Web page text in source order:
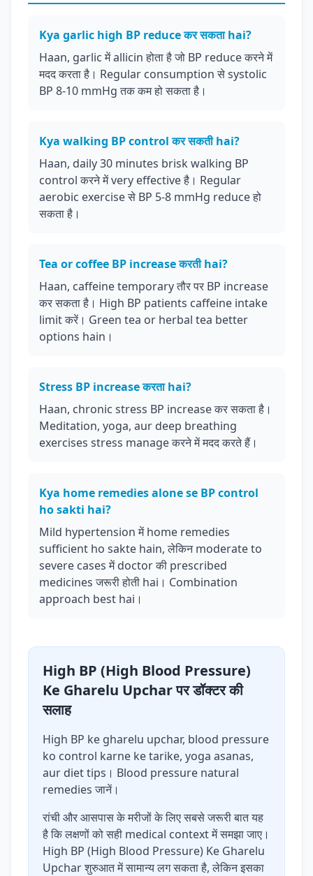
Kya garlic high BP reduce कर सकता hai?
Haan, garlic में allicin होता है जो BP reduce करने में
मदद करता है। Regular consumption से systolic
BP 8-10 mmHg तक कम हो सकता है।
Kya walking BP control कर सकती hai?
Haan, daily 30 minutes brisk walking BP
control करने में very effective है। Regular
aerobic exercise से BP 5-8 mmHg reduce हो
सकता है।
Tea or coffee BP increase करती hai?
Haan, caffeine temporary तौर पर BP increase
कर सकता है। High BP patients caffeine intake
limit करें। Green tea or herbal tea better
options hain।
Stress BP increase करता hai?
Haan, chronic stress BP increase कर सकता है।
Meditation, yoga, aur deep breathing
exercises stress manage करने में मदद करते हैं।
Kya home remedies alone se BP control
ho sakti hai?
Mild hypertension में home remedies
sufficient ho sakte hain, लेकिन moderate to
severe cases में doctor की prescribed
medicines जरूरी होती hai। Combination
approach best hai।
High BP (High Blood Pressure)
Ke Gharelu Upchar पर डॉक्टर की
सलाह
High BP ke gharelu upchar, blood pressure
ko control karne ke tarike, yoga asanas,
aur diet tips। Blood pressure natural
remedies जानें।
रांची और आसपास के मरीजों के लिए सबसे जरूरी बात यह
है कि लक्षणों को सही medical context में समझा जाए।
High BP (High Blood Pressure) Ke Gharelu
Upchar शुरुआत में सामान्य लग सकता है, लेकिन इसका